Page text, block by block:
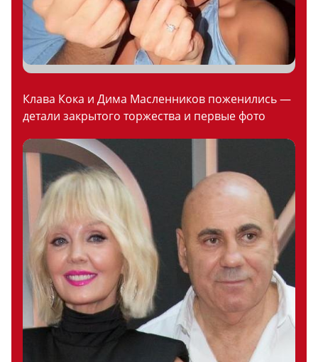
Клава Кока и Дима Масленников поженились —
детали закрытого торжества и первые фото